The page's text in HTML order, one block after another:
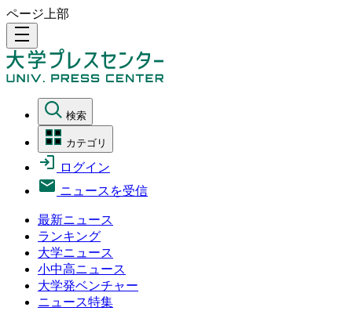
ページ上部
density_medium
検索
カテゴリ
ログイン
ニュースを受信
最新ニュース
ランキング
大学ニュース
小中高ニュース
大学発ベンチャー
ニュース特集